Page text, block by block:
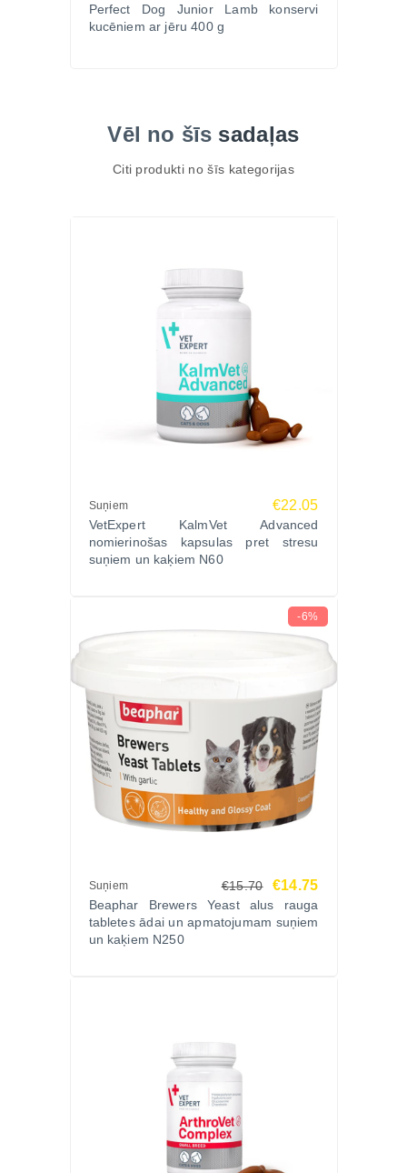
Perfect Dog Junior Lamb konservi
kucēniem ar jēru 400 g
Vēl no šīs sadaļas
Citi produkti no šīs kategorijas
Suņiem €22.05
VetExpert KalmVet Advanced
nomierinošas kapsulas pret stresu
suņiem un kaķiem N60
-6%
Suņiem €15.70 €14.75
Beaphar Brewers Yeast alus rauga
tabletes ādai un apmatojumam suņiem
un kaķiem N250